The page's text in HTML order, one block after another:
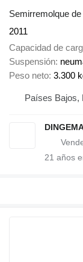
Semirremolque
2011
Capacidad de
Suspensión
Peso neto 3.300
Países Bajos,
21 años